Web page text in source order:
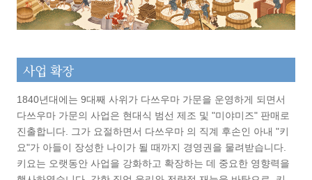
사업 확장
1840년대에는 9대째 사위가 다쓰우마 가문을 운영하게 되면서
다쓰우마 가문의 사업은 현대식 범선 제조 및 "미야미즈" 판매로
진출합니다. 그가 요절하면서 다쓰우마 의 직계 후손인 아내 "키
요"가 아들이 장성한 나이가 될 때까지 경영권을 물려받습니다.
키요는 오랫동안 사업을 강화하고 확장하는 데 중요한 영향력을